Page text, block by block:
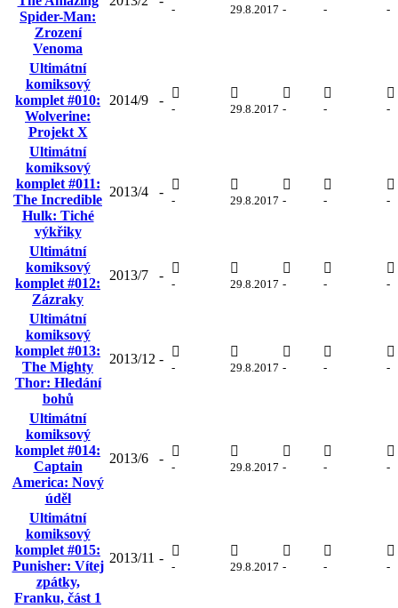
Spider-Man:
Zrození
Venoma
- 29.8.2017 - - -
Ultimátní
komiksový
komplet #010:
Wolverine:
Projekt X
2014/9 -
- 29.8.2017 - - -
Ultimátní
komiksový
komplet #011:
The Incredible
Hulk: Tiché
výkřiky
2013/4 -
- 29.8.2017 - - -
Ultimátní
komiksový
komplet #012:
Zázraky
2013/7 -
- 29.8.2017 - - -
Ultimátní
komiksový
komplet #013:
The Mighty
Thor: Hledání
bohů
2013/12 -
- 29.8.2017 - - -
Ultimátní
komiksový
komplet #014:
Captain
America: Nový
úděl
2013/6 -
- 29.8.2017 - - -
Ultimátní
komiksový
komplet #015:
Punisher: Vítej
zpátky,
Franku, část 1
2013/11 -
- 29.8.2017 - - -